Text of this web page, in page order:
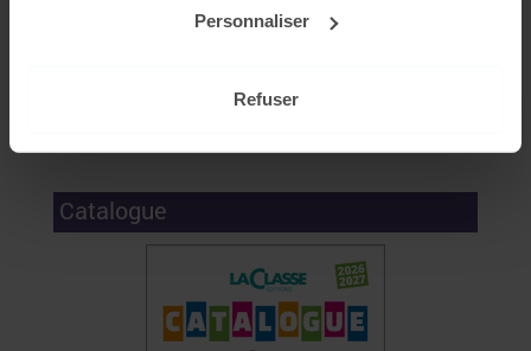
Personnaliser
Refuser
Catalogue